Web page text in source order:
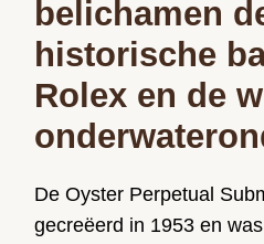
belichamen
historische
Rolex en de
De Oyster Perpetual
gecreëerd in 1953 en